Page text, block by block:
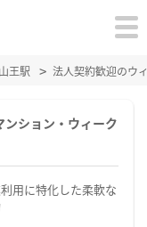
王駅 法人契約歓迎のウ
ション・ウィーク
用に特化した柔軟な